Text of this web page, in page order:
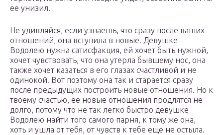
ее унизил.
Не удивляйся, если узнаешь, что сразу после ваших
отношений, она вступила в новые. Девушке
Водолею нужна сатисфакция, ей хочет быть нужной,
хочет чувствовать, что она утерла бывшему нос, она
также хочет казаться в его глазах счастливой и не
одинокой. Вот поэтому она так и старается сразу
после предыдущих построить новые отношения. Но к
твоему счастью, ее новые отношения продлятся не
долго, потому что не так легко быстро девушке
Водолею найти того самого парня, к тому же она,
хоть и ушла от тебя, от чувств к тебе еще не остыла.